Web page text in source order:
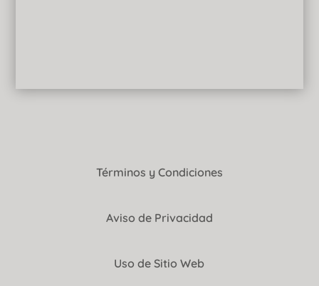
Términos y Condiciones
Aviso de Privacidad
Uso de Sitio Web